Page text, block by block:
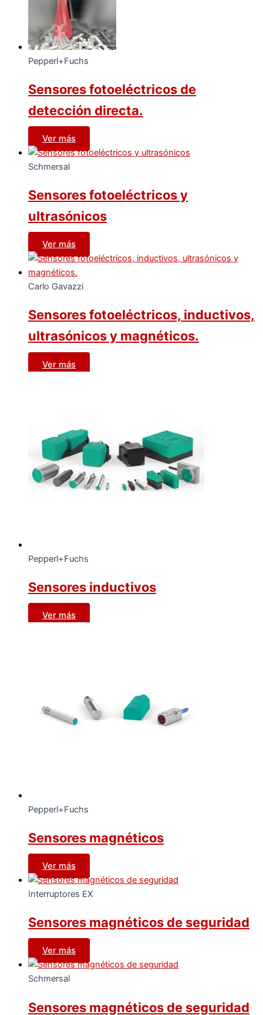
Pepperl+Fuchs
Sensores fotoeléctricos de
detección directa.
Ver más
Schmersal
Sensores fotoeléctricos y
ultrasónicos
Ver más
Carlo Gavazzi
Sensores fotoeléctricos, inductivos,
ultrasónicos y magnéticos.
Ver más
Pepperl+Fuchs
Sensores inductivos
Ver más
Pepperl+Fuchs
Sensores magnéticos
Ver más
Interruptores EX
Sensores magnéticos de seguridad
Ver más
Schmersal
Sensores magnéticos de seguridad